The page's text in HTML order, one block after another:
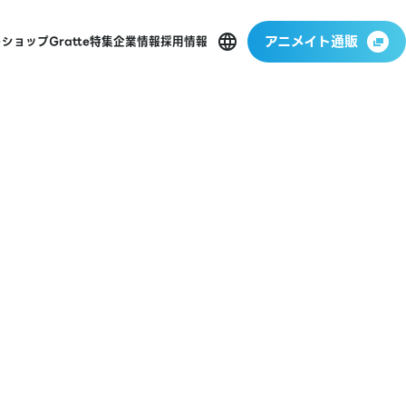
ョップGratte特集企業情報採用情報 アニメイト通販